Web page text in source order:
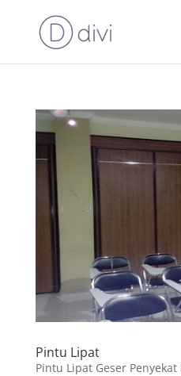
Pintu Lipat
Pintu Lipat Geser